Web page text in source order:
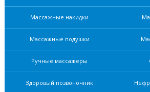
Массажные накидки
Массажные подушки
Ручные массажеры
Здоровый позвоночник